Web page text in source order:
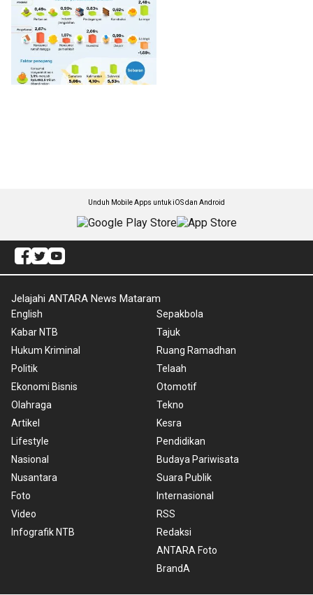
Unduh Mobile Apps untuk iOS dan Android
Jelajahi ANTARA News Mataram
English
Kabar NTB
Hukum Kriminal
Politik
Ekonomi Bisnis
Olahraga
Artikel
Lifestyle
Nasional
Nusantara
Foto
Video
Infografik NTB
Sepakbola
Tajuk
Ruang Ramadhan
Telaah
Otomotif
Tekno
Kesra
Pendidikan
Budaya Pariwisata
Suara Publik
Internasional
RSS
Redaksi
ANTARA Foto
BrandA